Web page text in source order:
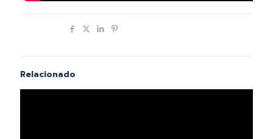
Relacionado